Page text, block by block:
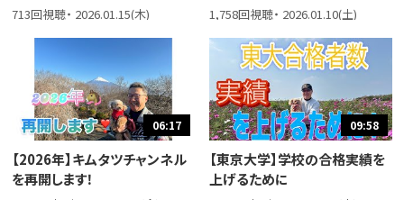
713回視聴・ 2026.01.15(木) 1,758回視聴・ 2026.01.10(土)
06:17
【2026年】キムタツチャンネル
を再開します！
09:58
【東京大学】学校の合格実績を
上げるために